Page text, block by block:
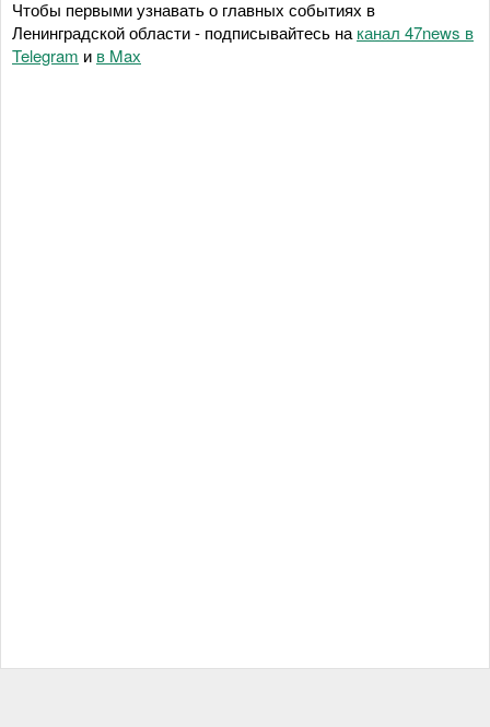
Чтобы первыми узнавать о главных событиях в
Ленинградской области - подписывайтесь на канал 47news в
Telegram и в Maх